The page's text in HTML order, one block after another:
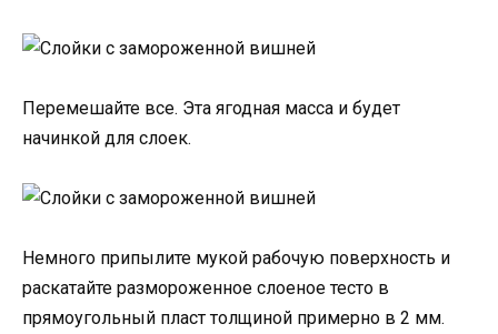
Перемешайте все. Эта ягодная масса и будет
начинкой для слоек.
Немного припылите мукой рабочую поверхность и
раскатайте размороженное слоеное тесто в
прямоугольный пласт толщиной примерно в 2 мм.